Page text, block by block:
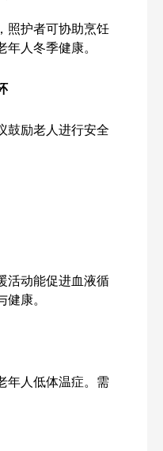
照护者可协助烹饪
人冬季健康。
鼓励老人进行安全
活动能促进血液循
康。
年人低体温症。需